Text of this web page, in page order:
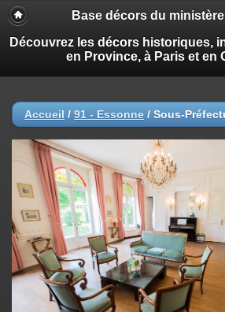
Base décors du
Découvrez les décors historiques,
en Province, à Paris et en
Accueil / 91 - Essonne / Sous-